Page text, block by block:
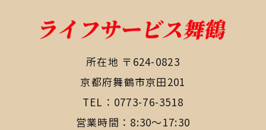
所在地 〒624-0823
​​​​​​​京都府舞鶴市京田201
TEL： 0773-76-3518
営業時間：8:30〜17:30